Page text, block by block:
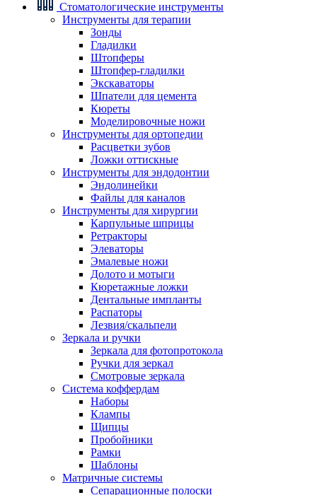
Стоматологические инструменты
Инструменты для терапии
Зонды
Гладилки
Штопферы
Штопфер-гладилки
Экскаваторы
Шпатели для цемента
Кюреты
Моделировочные ножи
Инструменты для ортопедии
Расцветки зубов
Ложки оттискные
Инструменты для эндодонтии
Эндолинейки
Файлы для каналов
Инструменты для хирургии
Карпульные шприцы
Ретракторы
Элеваторы
Эмалевые ножи
Долото и мотыги
Кюретажные ложки
Дентальные импланты
Распаторы
Лезвия/скальпели
Зеркала и ручки
Зеркала для фотопротокола
Ручки для зеркал
Смотровые зеркала
Система коффердам
Наборы
Клампы
Щипцы
Пробойники
Рамки
Шаблоны
Матричные системы
Сепарационные полоски